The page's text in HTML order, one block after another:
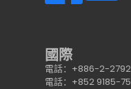
國際
電話：+886-2-
電話：+852 9185-